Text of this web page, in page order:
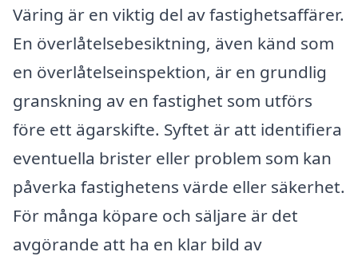
Väring är en viktig del av fastighetsaffärer.
En överlåtelsebesiktning, även känd som
en överlåtelseinspektion, är en grundlig
granskning av en fastighet som utförs
före ett ägarskifte. Syftet är att identifiera
eventuella brister eller problem som kan
påverka fastighetens värde eller säkerhet.
För många köpare och säljare är det
avgörande att ha en klar bild av